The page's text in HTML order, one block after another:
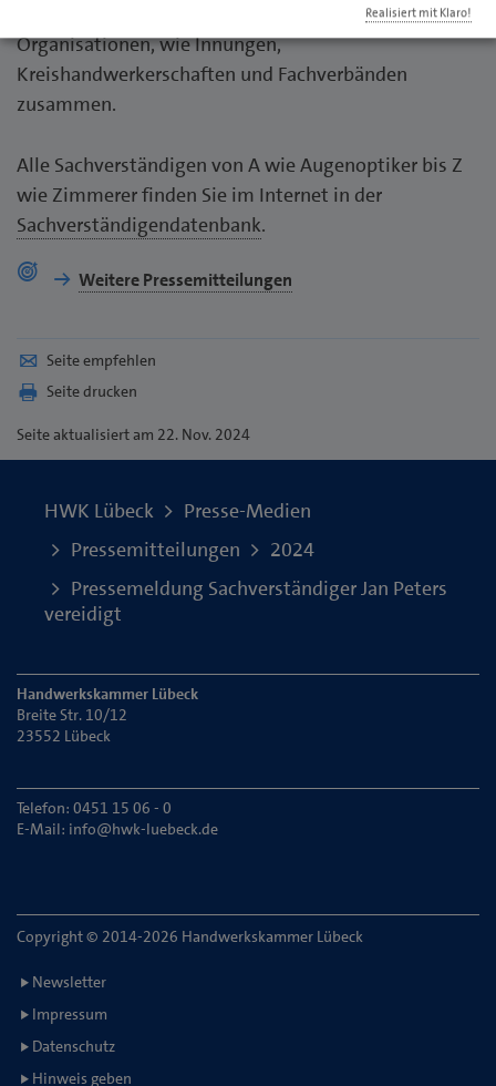
Kammer eng mit den anderen handwerklichen
Organisationen, wie Innungen,
Kreishandwerkerschaften und Fachverbänden
zusammen.
Alle Sachverständigen von A wie Augenoptiker bis Z
wie Zimmerer finden Sie im Internet in der
Sachverständigendatenbank.
Weitere Pressemitteilungen
Seite empfehlen
Seite drucken
Seiteaktualisiert am 22. Nov. 2024
HWK Lübeck
Presse-Medien
Pressemitteilungen
2024
Pressemeldung Sachverständiger Jan Peters
vereidigt
Handwerkskammer Lübeck
Breite Str. 10/12
23552 Lübeck
Telefon: 0451 15 06 - 0
E-Mail: info@hwk-luebeck.de
Copyright © 2014-2026 Handwerkskammer Lübeck
Newsletter
Impressum
Datenschutz
Hinweis geben
Realisiert mit Klaro!